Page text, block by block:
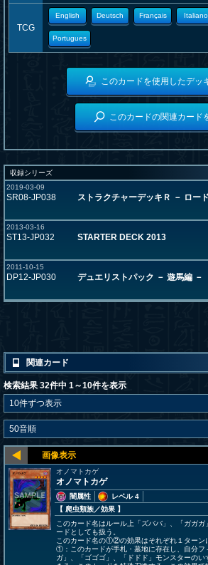
TCG
English Deutsch Français Italiano
Portugues
このカードを使用したデッ
このカードの関連カード
収録シリーズ
2019-03-09
SR08-JP038 ストラクチャーデッキＲ － ロー
2013-03-16
ST13-JP032 STARTER DECK 2013
2011-10-15
DP12-JP030 デュエリストパック － 遊馬編 －
関連カード
検索結果 32件中 1～10件を表示
オノマトカゲ
オノマトカゲ
闇属性
レベル 4
【 爬虫類族／効果 】
このカード名はルール上「ズババ」、「ガガ
ードとしても扱う。
このカード名の①②の効果はそれぞれ１ターン
①：このカードが手札・墓地に存在し、自分フ
ガ」、「ゴゴゴ」、「ドドド」モンスターの